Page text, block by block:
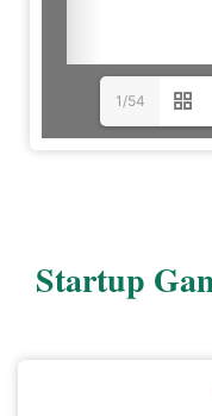
1/54
Startup